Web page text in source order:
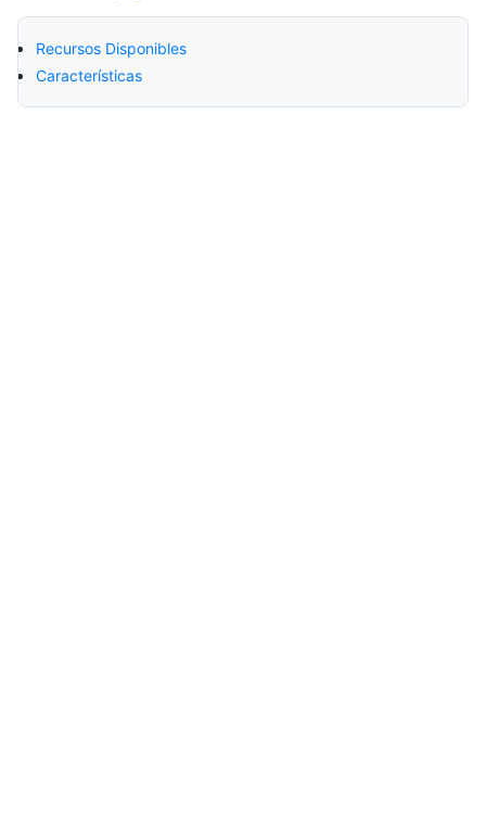
Recursos Disponibles
Características